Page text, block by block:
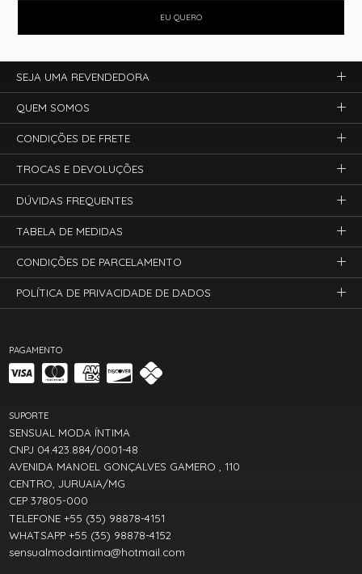
EU QUERO
PAGAMENTO
SUPORTE
SENSUAL MODA ÍNTIMA
CNPJ 04.423.884/0001-48
AVENIDA MANOEL GONÇALVES GAMERO , 110
CENTRO, JURUAIA/MG
CEP 37805-000
TELEFONE +55 (35) 98878-4151
WHATSAPP +55 (35) 98878-4152
sensualmodaintima@hotmail.com
SEJA UMA REVENDEDORA
QUEM SOMOS
CONDIÇÕES DE FRETE
TROCAS E DEVOLUÇÕES
DÚVIDAS FREQUENTES
TABELA DE MEDIDAS
CONDIÇÕES DE PARCELAMENTO
POLÍTICA DE PRIVACIDADE DE DADOS